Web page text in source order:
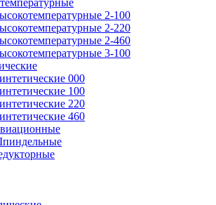
2-100
2-220
2-460
3-100
000
100
220
460